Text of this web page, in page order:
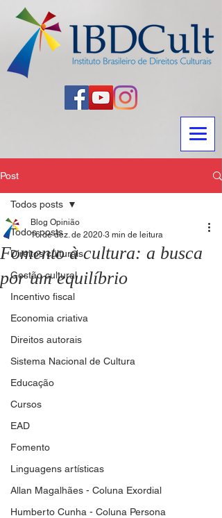
Post
Todos posts
Direitos culturais
Gestão cultural
Incentivo fiscal
Economia criativa
Direitos autorais
Sistema Nacional de Cultura
Educação
Cursos
EAD
Fomento
Linguagens artísticas
Allan Magalhães - Coluna Exordial
Humberto Cunha - Coluna Persona
Todos posts
Fomento à cultura: a busca
por um equilíbrio
Blog Opinião
16 de dez. de 2020 3 min de leitura